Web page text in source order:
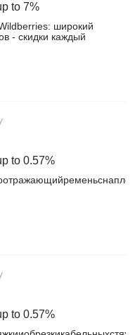
to 7%
широкий
- скидки каждый
to 0.57%
to 0.57%